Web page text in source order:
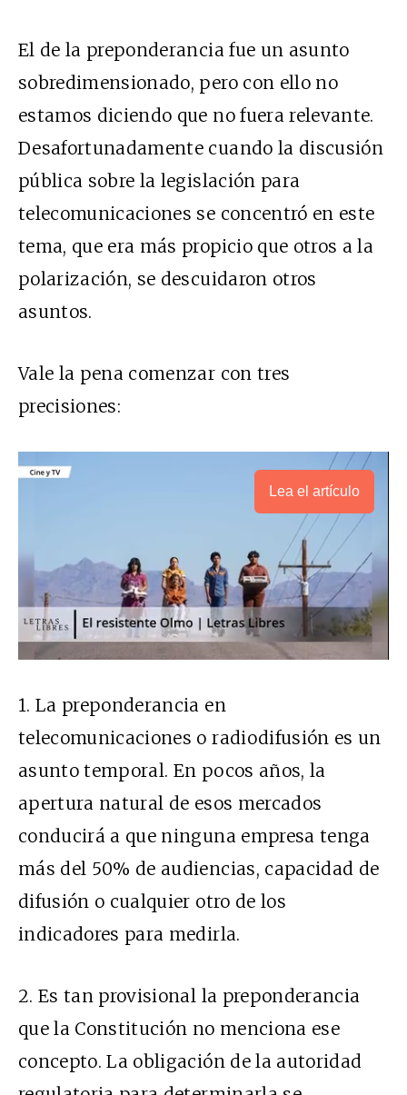
El de la preponderancia fue un asunto
sobredimensionado, pero con ello no
estamos diciendo que no fuera relevante.
Desafortunadamente cuando la discusión
pública sobre la legislación para
telecomunicaciones se concentró en este
tema, que era más propicio que otros a la
polarización, se descuidaron otros
asuntos.
Vale la pena comenzar con tres
precisiones:
Lea el artículo
1. La preponderancia en
telecomunicaciones o radiodifusión es un
asunto temporal. En pocos años, la
apertura natural de esos mercados
conducirá a que ninguna empresa tenga
más del 50% de audiencias, capacidad de
difusión o cualquier otro de los
indicadores para medirla.
2. Es tan provisional la preponderancia
que la Constitución no menciona ese
concepto. La obligación de la autoridad